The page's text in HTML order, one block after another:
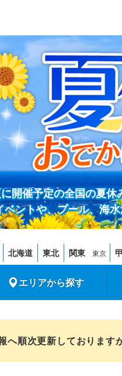
開催予定の全国の夏
ベントや、プール、海
北海道 東北 関東 東京
エリアから探す
へ順次更新しております